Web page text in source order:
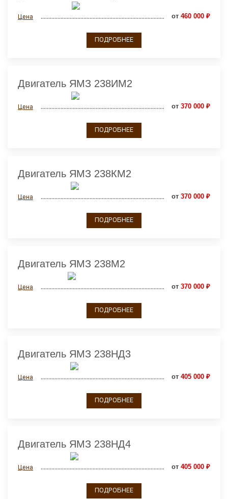
Цена от 460 000 ₽
ПОДРОБНЕЕ
Двигатель ЯМЗ 238ИМ2
Цена от 370 000 ₽
ПОДРОБНЕЕ
Двигатель ЯМЗ 238КМ2
Цена от 370 000 ₽
ПОДРОБНЕЕ
Двигатель ЯМЗ 238М2
Цена от 370 000 ₽
ПОДРОБНЕЕ
Двигатель ЯМЗ 238НД3
Цена от 405 000 ₽
ПОДРОБНЕЕ
Двигатель ЯМЗ 238НД4
Цена от 405 000 ₽
ПОДРОБНЕЕ